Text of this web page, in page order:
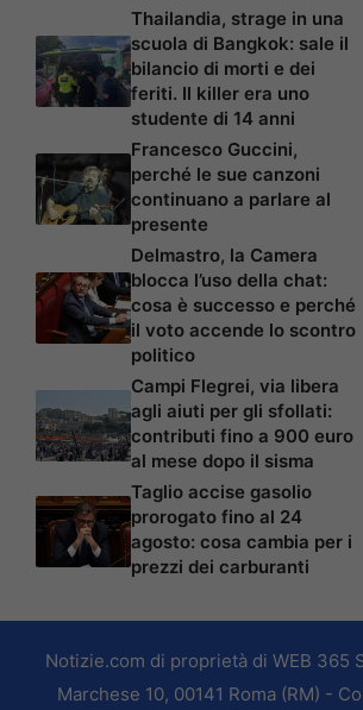
Thailandia, strage in una
scuola di Bangkok: sale il
bilancio di morti e dei
feriti. Il killer era uno
studente di 14 anni
Francesco Guccini,
perché le sue canzoni
continuano a parlare al
presente
Delmastro, la Camera
blocca l’uso della chat:
cosa è successo e perché
il voto accende lo scontro
politico
Campi Flegrei, via libera
agli aiuti per gli sfollati:
contributi fino a 900 euro
al mese dopo il sisma
Taglio accise gasolio
prorogato fino al 24
agosto: cosa cambia per i
prezzi dei carburanti
Notizie.com di proprietà di WEB 365
Marchese 10, 00141 Roma (RM) -